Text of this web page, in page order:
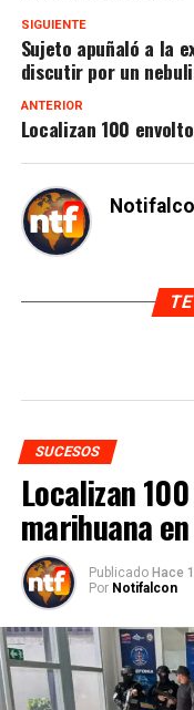
SIGUIENTE
Sujeto apuñaló a la
discutir por un
ANTERIOR
Localizan 100
SUCESOS
Localizan
marihuana
Publicado Hace
Por Notifalcon